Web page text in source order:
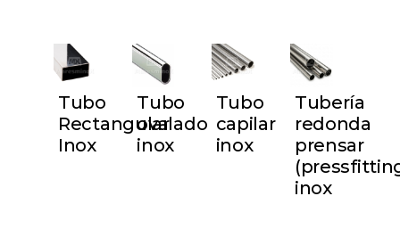
Tubo
Rectangular
Inox
Tubo
ovalado
inox
Tubo
capilar
inox
Tubería
redonda
prensar
inox